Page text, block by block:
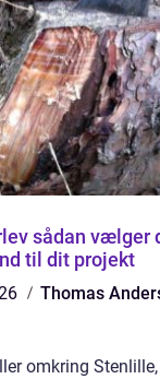
den
til dit projekt
Thomas
omkring